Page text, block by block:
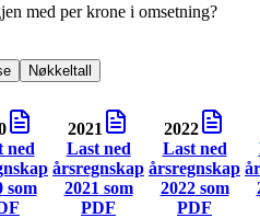
med per krone i omsetning?
Nøkkeltall
ned
som
2021
Last ned
årsregnskap
2021 som
PDF
2022
Last ned
årsregnskap
2022som
PDF